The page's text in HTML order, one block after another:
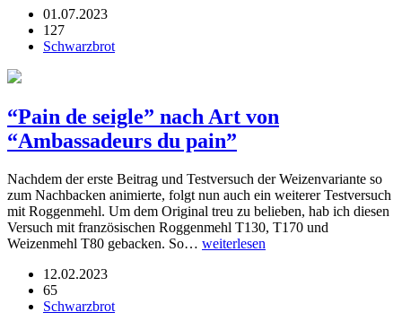
01.07.2023
127
Schwarzbrot
“Pain de seigle” nach Art von
“Ambassadeurs du pain”
Nachdem der erste Beitrag und Testversuch der Weizenvariante so
zum Nachbacken animierte, folgt nun auch ein weiterer Testversuch
mit Roggenmehl. Um dem Original treu zu belieben, hab ich diesen
Versuch mit französischen Roggenmehl T130, T170 und
Weizenmehl T80 gebacken. So… weiterlesen
12.02.2023
65
Schwarzbrot